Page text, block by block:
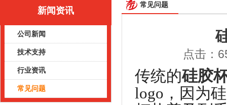
新闻资讯
公司新闻
技术支持
行业资讯
常见问题
常见问题
点击：
传统的硅胶
logo，因为